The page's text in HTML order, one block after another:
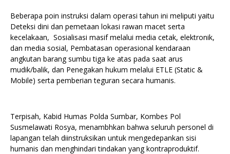
Beberapa poin instruksi dalam operasi tahun ini meliputi yaitu
Deteksi dini dan pemetaan lokasi rawan macet serta
kecelakaan, Sosialisasi masif melalui media cetak, elektronik,
dan media sosial, Pembatasan operasional kendaraan
angkutan barang sumbu tiga ke atas pada saat arus
mudik/balik, dan Penegakan hukum melalui ETLE (Static &
Mobile) serta pemberian teguran secara humanis.
Terpisah, Kabid Humas Polda Sumbar, Kombes Pol
Susmelawati Rosya, menambhkan bahwa seluruh personel di
lapangan telah diinstruksikan untuk mengedepankan sisi
humanis dan menghindari tindakan yang kontraproduktif.